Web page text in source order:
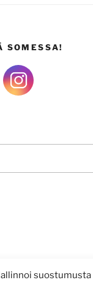
suostumusta
SOMESSA!